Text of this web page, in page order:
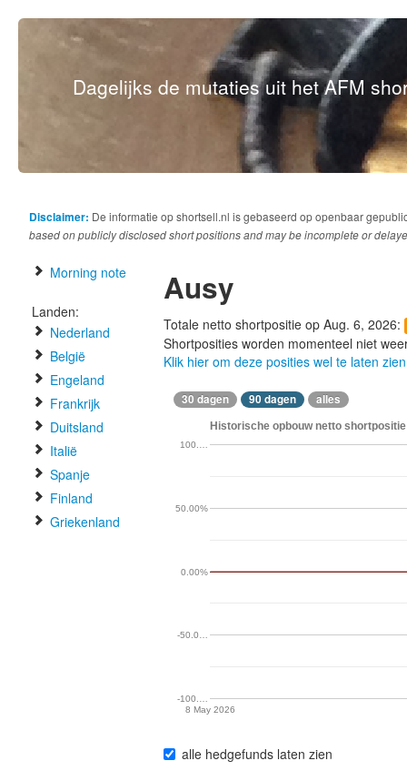
Dagelijks de mutaties uit het AFM
Disclaimer: De informatie op shortsell.nl is gebaseerd op openbaar
based on publicly disclosed short positions and may be incomplete or
Morning note
Landen:
Nederland
België
Engeland
Frankrijk
Duitsland
Italië
Spanje
Finland
Griekenland
Ausy
Totale netto shortpositie op Aug. 6, 2026:
Shortposities worden momenteel niet
Klik hier om deze posities wel te laten zien
30 dagen 90 dagen alles
Historische opbouw netto
8 May 2026
-100.…
-50.0…
0.00%
50.00%
100.…
alle hedgefunds laten zien